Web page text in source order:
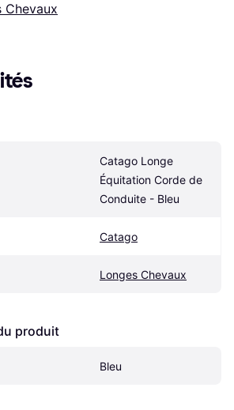
Chevaux
Catago Longe
Équitation Corde de
Conduite - Bleu
Catago
Longes Chevaux
produit
Bleu